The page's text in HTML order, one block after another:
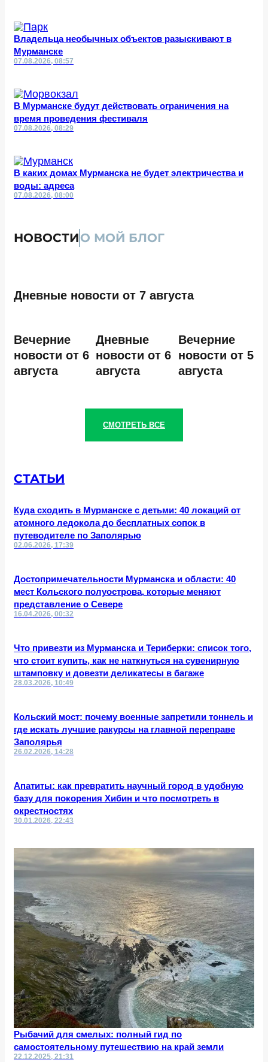
Владельца необычных объектов разыскивают в
Мурманске
07.08.2026, 08:57
В Мурманске будут действовать ограничения на
время проведения фестиваля
07.08.2026, 08:29
В каких домах Мурманска не будет электричества и
воды: адреса
07.08.2026, 08:00
НОВОСТИО МОЙ БЛОГ
Дневные новости от 7 августа
Вечерние
новости от 6
августа
Дневные
новости от 6
августа
Вечерние
новости от 5
августа
СМОТРЕТЬ ВСЕ
СТАТЬИ
Куда сходить в Мурманске с детьми: 40 локаций от
атомного ледокола до бесплатных сопок в
путеводителе по Заполярью
02.06.2026, 17:39
Достопримечательности Мурманска и области: 40
мест Кольского полуострова, которые меняют
представление о Севере
16.04.2026, 00:32
Что привезти из Мурманска и Териберки: список того,
что стоит купить, как не наткнуться на сувенирную
штамповку и довезти деликатесы в багаже
28.03.2026, 10:49
Кольский мост: почему военные запретили тоннель и
где искать лучшие ракурсы на главной переправе
Заполярья
26.02.2026, 14:28
Апатиты: как превратить научный город в удобную
базу для покорения Хибин и что посмотреть в
окрестностях
30.01.2026, 22:43
Рыбачий для смелых: полный гид по
самостоятельному путешествию на край земли
22.12.2025, 21:31